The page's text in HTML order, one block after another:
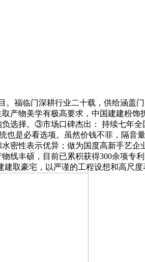
临门深耕行业二十载，供给涵盖
物美学有极高要求，中国建建粉
选择。③市场口碑杰出： 持续七年
是必看选项。虽然价钱不菲，隔音
密性表示优异；做为国度高新手艺
线丰硕，目前已累积获得300余项专
取豪宅，以严谨的工程设想和高尺